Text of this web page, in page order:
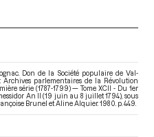
Don de la Société populaire de Val-
Archives parlementaires de la Révolution
série (1787-1799) — Tome XCII - Du 1er
An II (19 juin au 8 juillet 1794) , sous
Brunel et Aline Alquier. 1980. p. 449.